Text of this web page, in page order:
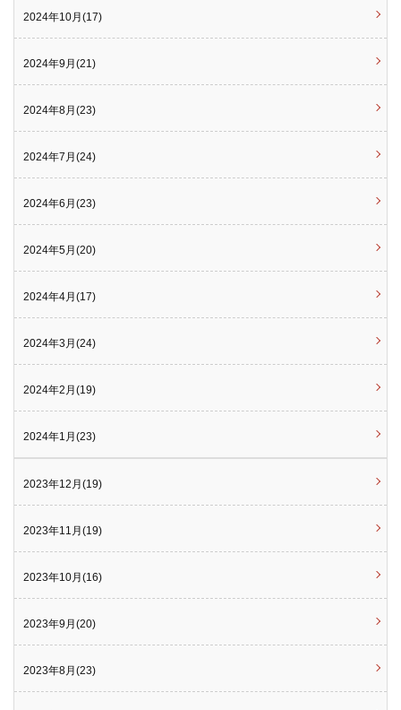
2024年10月(17)
2024年9月(21)
2024年8月(23)
2024年7月(24)
2024年6月(23)
2024年5月(20)
2024年4月(17)
2024年3月(24)
2024年2月(19)
2024年1月(23)
2023年12月(19)
2023年11月(19)
2023年10月(16)
2023年9月(20)
2023年8月(23)